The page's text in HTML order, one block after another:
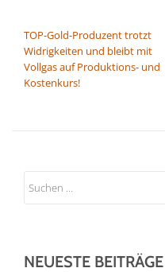
TOP-Gold-Produzent trotzt
Widrigkeiten und bleibt mit
Vollgas auf Produktions- und
Kostenkurs!
NEUESTE BEITRÄGE